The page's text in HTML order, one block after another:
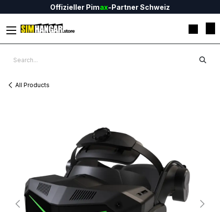
Skip to ContentOffizieller Pimax-Partner Schweiz
All Products